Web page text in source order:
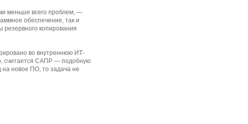
меньше всего проблем, —
обеспечение, так и
резервного копирования
во внутреннюю ИТ-
считается САПР — подобную
на новое ПО, то задача не